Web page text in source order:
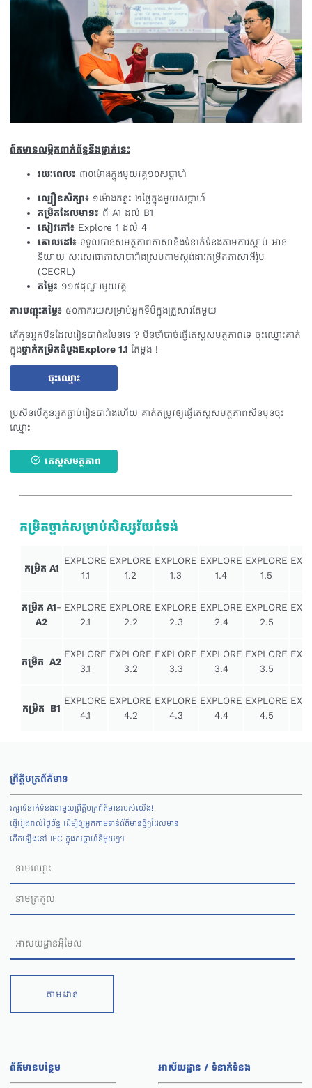
ព៌តមានលម្អិតពាក់ព័ន្ធនឹងថ្នាក់នេះ
រយៈពេល៖ ៣០ម៉ោងក្នុងមួយវគ្គ១០សប្តាហ៍
ល្បឿនសិក្សា៖ ១ម៉ោងកន្លះ ២ថ្ងៃក្នុងមួយសប្តាហ៍
កម្រិតដែលមាន៖ ពី A1 ដល់ B1
សៀវភៅ៖ Explore 1 ដល់ 4
គោលដៅ៖ ទទួលបានសមត្ថភាពភាសានិងទំនាក់ទំនងតាមការស្តាប់ អាន
និយាយ សរសេរជាភាសាបារាំងស្របតាមស្តង់ដារកម្រិតភាសាអឺរ៉ុប
(CECRL)
តម្លៃ៖ ១១៥ដុល្លារមួយវគ្គ
ការបញ្ចុះតម្លៃ៖ ៥០ភាគរយសម្រាប់អ្នកទីបីក្នុងគ្រួសារតែមួយ
តើកូនអ្នកមិនដែលរៀនបារាំងមែនទេ ? មិនចាំបាច់ធ្វើតេស្តសមត្ថភាពទេ ចុះឈ្មោះគាត់
ក្នុងថ្នាក់កម្រិតដំបូងExplore 1.1 តែម្តង !
ចុះឈ្មោះ
ប្រសិនបើកូនអ្នកធ្លាប់រៀនបារាំងហើយ គាត់តម្រូវឲ្យធ្វើតេស្តសមត្ថភាពសិនមុនចុះ
ឈ្មោះ
តេស្តសមត្ថភាព
តេស្តសមត្ថភាព
កម្រិតថ្នាក់សម្រាប់សិស្សវ័យជំទង់
កម្រិត A1
EXPLORE
1.1
EXPLORE
1.2
EXPLORE
1.3
EXPLORE
1.4
EXPLORE
1.5
កម្រិត A1-
A2
EXPLORE
2.1
EXPLORE
2.2
EXPLORE
2.3
EXPLORE
2.4
EXPLORE
2.5
កម្រិត A2
EXPLORE
3.1
EXPLORE
3.2
EXPLORE
3.3
EXPLORE
3.4
EXPLORE
3.5
កម្រិត B1
EXPLORE
4.1
EXPLORE
4.2
EXPLORE
4.3
EXPLORE
4.4
EXPLORE
4.5
ព្រឹត្តិបត្រព័ត៌មាន
រក្សាទំនាក់ទំនងជាមួយព្រឹត្តិបត្រព័ត៌មានរបស់យើង!
ផ្ញើរៀងរាល់ថ្ងៃច័ន្ទ ដើម្បីឲ្យអ្នកតាមទាន់ព័ត៌មានថ្មីៗដែលមាន
កើតឡើងនៅ IFC ក្នុងសប្តាហ៍នីមួយៗ។
តាមដាន
ព័ត៌មានបន្ថែម អាស័យដ្ឋាន / ទំនាក់ទំនង